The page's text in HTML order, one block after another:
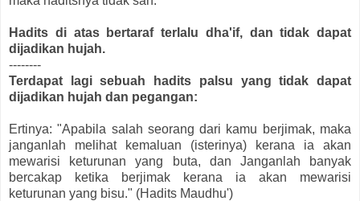
Hadits di atas bertaraf terlalu dha'if, dan tidak dapat
dijadikan hujah.
--------
Terdapat lagi sebuah hadits palsu yang tidak dapat
dijadikan hujah dan pegangan:
Ertinya: "Apabila salah seorang dari kamu berjimak, maka
janganlah melihat kemaluan (isterinya) kerana ia akan
mewarisi keturunan yang buta, dan Janganlah banyak
bercakap ketika berjimak kerana ia akan mewarisi
keturunan yang bisu." (Hadits Maudhu')